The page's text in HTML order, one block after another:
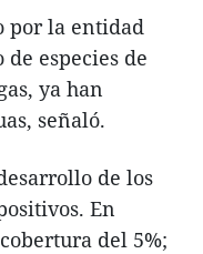
por la entidad
especies de
ya han
señaló.
de los
En
del 5%;